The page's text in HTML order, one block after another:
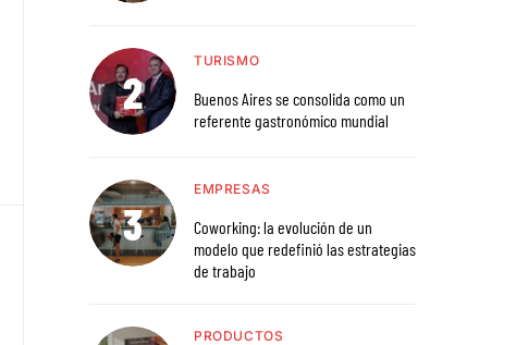
TURISMO
Buenos Aires se consolida como un
referente gastronómico mundial
EMPRESAS
Coworking: la evolución de un
modelo que redefinió las estrategias
de trabajo
PRODUCTOS